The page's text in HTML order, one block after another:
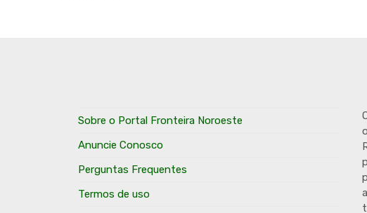
Sobre o Portal Fronteira Noroeste
Anuncie Conosco
Perguntas Frequentes
Termos de uso